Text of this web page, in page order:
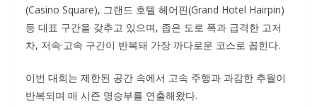
(Casino Square), 그랜드 호텔 헤어핀(Grand Hotel Hairpin)
등 대표 구간을 갖추고 있으며, 좁은 도로 폭과 급격한 고저
차, 저속·고속 구간이 반복돼 가장 까다로운 코스로 꼽힌다.
이번 대회는 제한된 공간 속에서 고속 주행과 과감한 추월이
반복되며 매 시즌 명승부를 연출해왔다.